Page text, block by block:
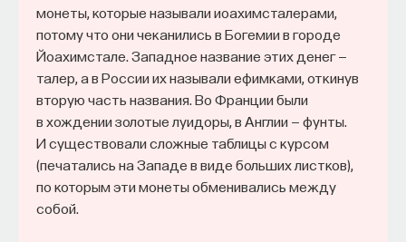
монеты, которые называли иоахимсталерами,
потому что они чеканились в Богемии в городе
Йоахимстале. Западное название этих денег —
талер, а в России их называли ефимками, откинув
вторую часть названия. Во Франции были
в хождении золотые луидоры, в Англии — фунты.
И существовали сложные таблицы с курсом
(печатались на Западе в виде больших листков),
по которым эти монеты обменивались между
собой.